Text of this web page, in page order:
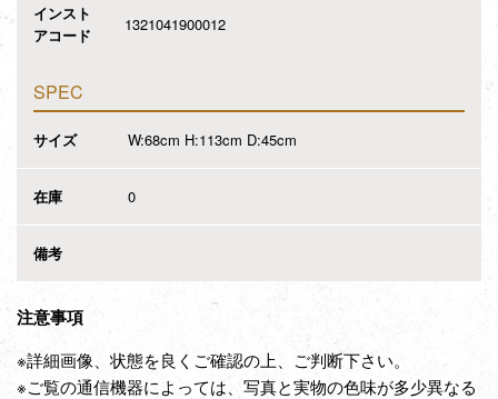
インスト
アコード
1321041900012
SPEC
サイズ W:68cm H:113cm D:45cm
在庫 0
備考
注意事項
※詳細画像、状態を良くご確認の上、ご判断下さい。
※ご覧の通信機器によっては、写真と実物の色味が多少異なる